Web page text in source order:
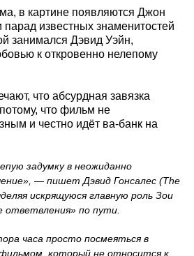
в картине появляются Джон
известных знаменитостей
занимался Дэвид Уэйн,
к откровенно нелепому
что абсурдная завязка
что фильм не
и честно идёт ва-банк на
задумку в неожиданно
— пишет Дэвид Гонсалес (The
искрящуюся главную роль Зои
ответвления» по пути.
часа просто посмеяться в
который не относится к